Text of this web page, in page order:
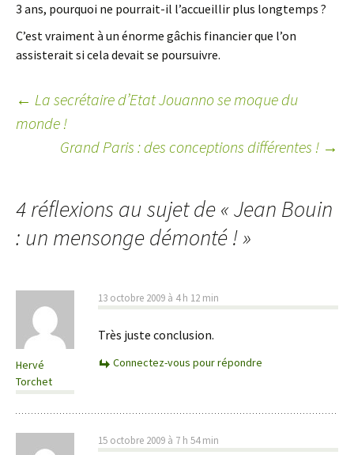
3 ans, pourquoi ne pourrait-il l’accueillir plus longtemps ?
C’est vraiment à un énorme gâchis financier que l’on
assisterait si cela devait se poursuivre.
Navigation
articles
← La secrétaire d’Etat Jouanno se moque du
monde !
Grand Paris : des conceptions différentes ! →
4 réflexions au sujet de «Jean Bouin
: un mensonge démonté !»
Hervé
Torchet
13 octobre 2009 à 4 h 12 min
Très juste conclusion.
Connectez-vous pour répondre
15 octobre 2009 à 7 h 54 min